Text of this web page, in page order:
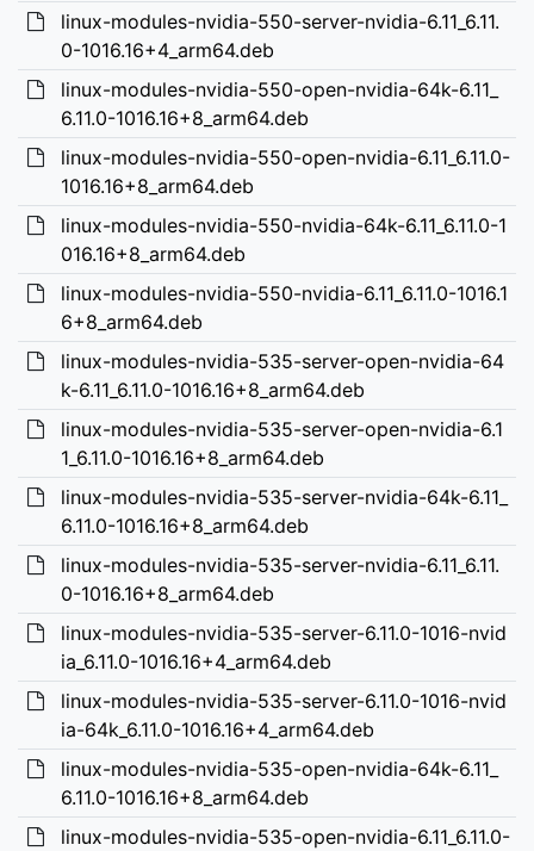
linux-modules-nvidia-550-server-nvidia-6.11_6.11.
0-1016.16+4_arm64.deb
linux-modules-nvidia-550-open-nvidia-64k-6.11_
6.11.0-1016.16+8_arm64.deb
linux-modules-nvidia-550-open-nvidia-6.11_6.11.0-
1016.16+8_arm64.deb
linux-modules-nvidia-550-nvidia-64k-6.11_6.11.0-1
016.16+8_arm64.deb
linux-modules-nvidia-550-nvidia-6.11_6.11.0-1016.1
6+8_arm64.deb
linux-modules-nvidia-535-server-open-nvidia-64
k-6.11_6.11.0-1016.16+8_arm64.deb
linux-modules-nvidia-535-server-open-nvidia-6.1
1_6.11.0-1016.16+8_arm64.deb
linux-modules-nvidia-535-server-nvidia-64k-6.11_
6.11.0-1016.16+8_arm64.deb
linux-modules-nvidia-535-server-nvidia-6.11_6.11.
0-1016.16+8_arm64.deb
linux-modules-nvidia-535-server-6.11.0-1016-nvid
ia_6.11.0-1016.16+4_arm64.deb
linux-modules-nvidia-535-server-6.11.0-1016-nvid
ia-64k_6.11.0-1016.16+4_arm64.deb
linux-modules-nvidia-535-open-nvidia-64k-6.11_
6.11.0-1016.16+8_arm64.deb
linux-modules-nvidia-535-open-nvidia-6.11_6.11.0-